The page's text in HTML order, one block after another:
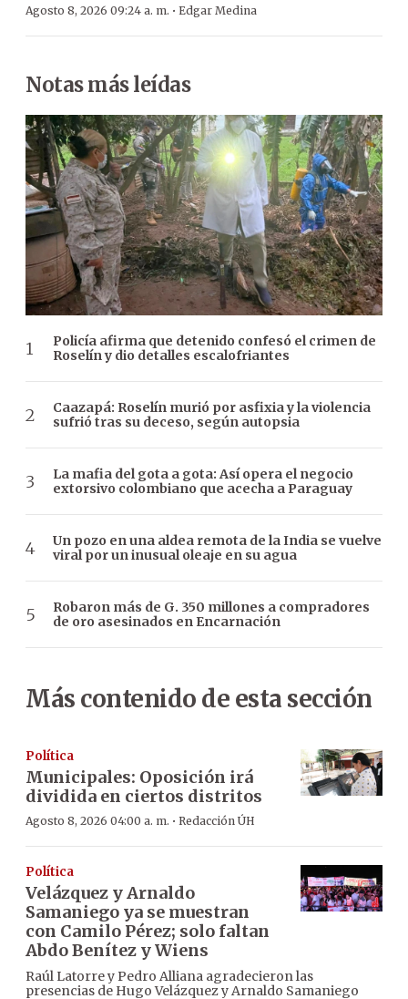
Agosto 8, 2026 09:24 a. m. · Edgar Medina
Notas más leídas
Policía afirma que detenido confesó el crimen de
Roselín y dio detalles escalofriantes
Caazapá: Roselín murió por asfixia y la violencia
sufrió tras su deceso, según autopsia
La mafia del gota a gota: Así opera el negocio
extorsivo colombiano que acecha a Paraguay
Un pozo en una aldea remota de la India se vuelve
viral por un inusual oleaje en su agua
Robaron más de G. 350 millones a compradores
de oro asesinados en Encarnación
Más contenido de esta sección
Política
Municipales: Oposición irá
dividida en ciertos distritos
Agosto 8, 2026 04:00 a. m. · Redacción ÚH
Política
Velázquez y Arnaldo
Samaniego ya se muestran
con Camilo Pérez; solo faltan
Abdo Benítez y Wiens
Raúl Latorre y Pedro Alliana agradecieron las
presencias de Hugo Velázquez y Arnaldo Samaniego